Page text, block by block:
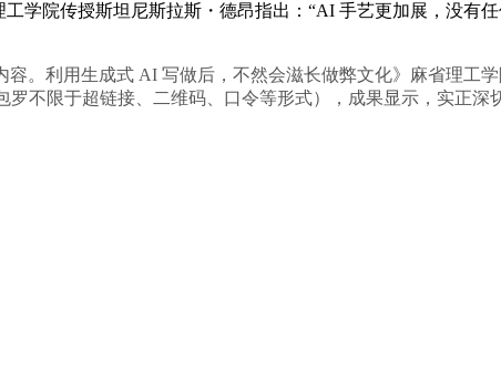
学院传授斯坦尼斯拉斯・德昂指出：“AI 手艺更加展，没有
利用生成式 AI 写做后，不然会滋长做弊文化》麻省理工
不限于超链接、二维码、口令等形式），成果显示，实正深